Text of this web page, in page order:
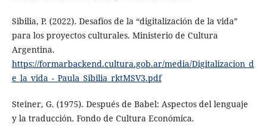
Sibilia, P. (2022). Desafíos de la “digitalización de la vida”
para los proyectos culturales. Ministerio de Cultura
Argentina.
https://formarbackend.cultura.gob.ar/media/Digitalizacion_d
e_la_vida_-_Paula_Sibilia_rktMSV3.pdf
Steiner, G. (1975). Después de Babel: Aspectos del lenguaje
y la traducción. Fondo de Cultura Económica.